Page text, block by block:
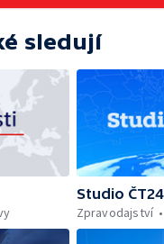
sledují
Studio ČT24
Zpravodajství